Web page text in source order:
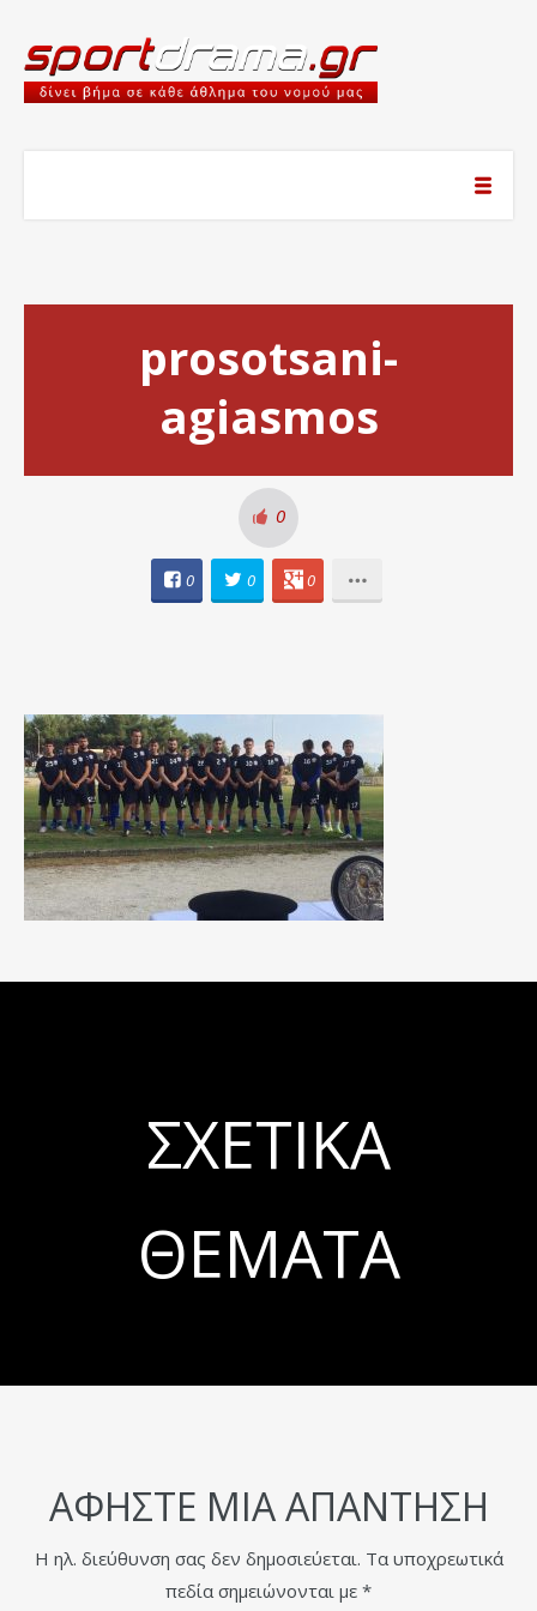
prosotsani-
agiasmos
0
0 0 0
ΣΧΕΤΙΚΆ
ΘΈΜΑΤΑ
ΑΦΉΣΤΕ ΜΙΑ ΑΠΆΝΤΗΣΗ
Η ηλ. διεύθυνση σας δεν δημοσιεύεται. Τα υποχρεωτικά
πεδία σημειώνονται με *